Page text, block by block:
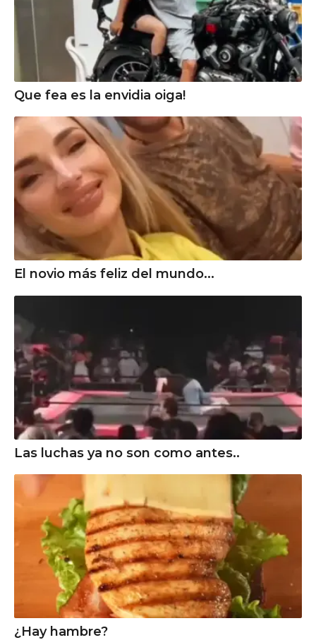
Que fea es la envidia oiga!
El novio más feliz del mundo...
Las luchas ya no son como antes..
¿Hay hambre?